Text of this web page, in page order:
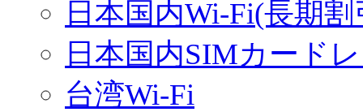
日本国内Wi-Fi(長期
日本国内SIMカード
台湾Wi-Fi